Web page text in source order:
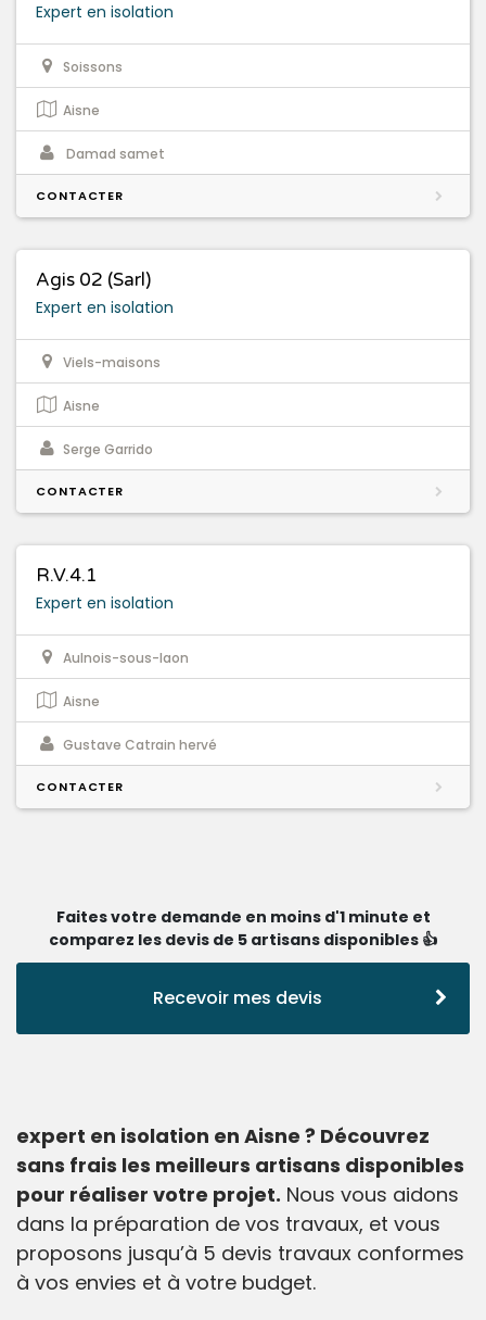
Expert en isolation
Soissons
Aisne
Damad samet
CONTACTER
Agis 02 (Sarl)
Expert en isolation
Viels-maisons
Aisne
Serge Garrido
CONTACTER
R.V.4.1
Expert en isolation
Aulnois-sous-laon
Aisne
Gustave Catrain hervé
CONTACTER
Faites votre demande en moins d'1 minute et
comparez les devis de 5 artisans disponibles 👍
Recevoir mes devis
expert en isolation en Aisne ? Découvrez
sans frais les meilleurs artisans disponibles
pour réaliser votre projet. Nous vous aidons
dans la préparation de vos travaux, et vous
proposons jusqu’à 5 devis travaux conformes
à vos envies et à votre budget.